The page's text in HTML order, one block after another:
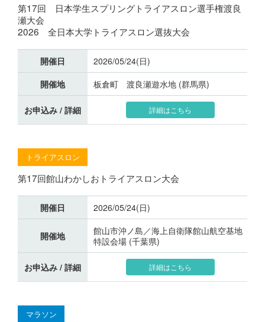
第17回 日本学生スプリングトライアスロン選手権渡良
瀬大会
2026 全日本大学トライアスロン選抜大会
開催日
2026/05/24(日)
開催地
板倉町 渡良瀬遊水地 (群馬県)
お申込み / 詳細 詳細はこちら
トライアスロン
第17回館山わかしおトライアスロン大会
開催日 2026/05/24(日)
開催地
館山市沖ノ島／海上自衛隊館山航空基地
特設会場 (千葉県)
お申込み / 詳細 詳細はこちら
マラソン